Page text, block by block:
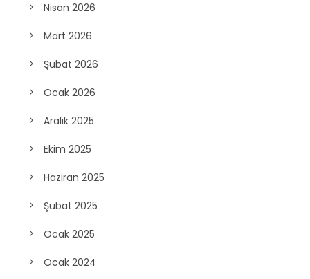
Nisan 2026
Mart 2026
Şubat 2026
Ocak 2026
Aralık 2025
Ekim 2025
Haziran 2025
Şubat 2025
Ocak 2025
Ocak 2024